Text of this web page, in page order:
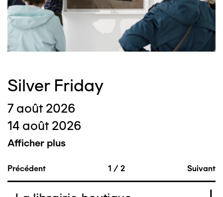
Silver Friday
7 août 2026
14 août 2026
Afficher plus
Précédent 1 / 2 Suivant